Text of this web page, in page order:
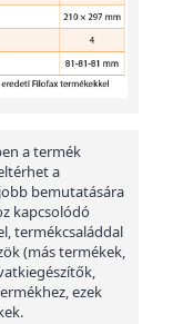
a termék
a
bemutatására
kapcsolódó
termékcsaláddal
(más termékek,
ezek